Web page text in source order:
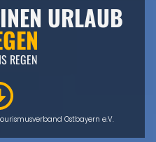
URLAUB
REGEN
Ostbayern e.V.